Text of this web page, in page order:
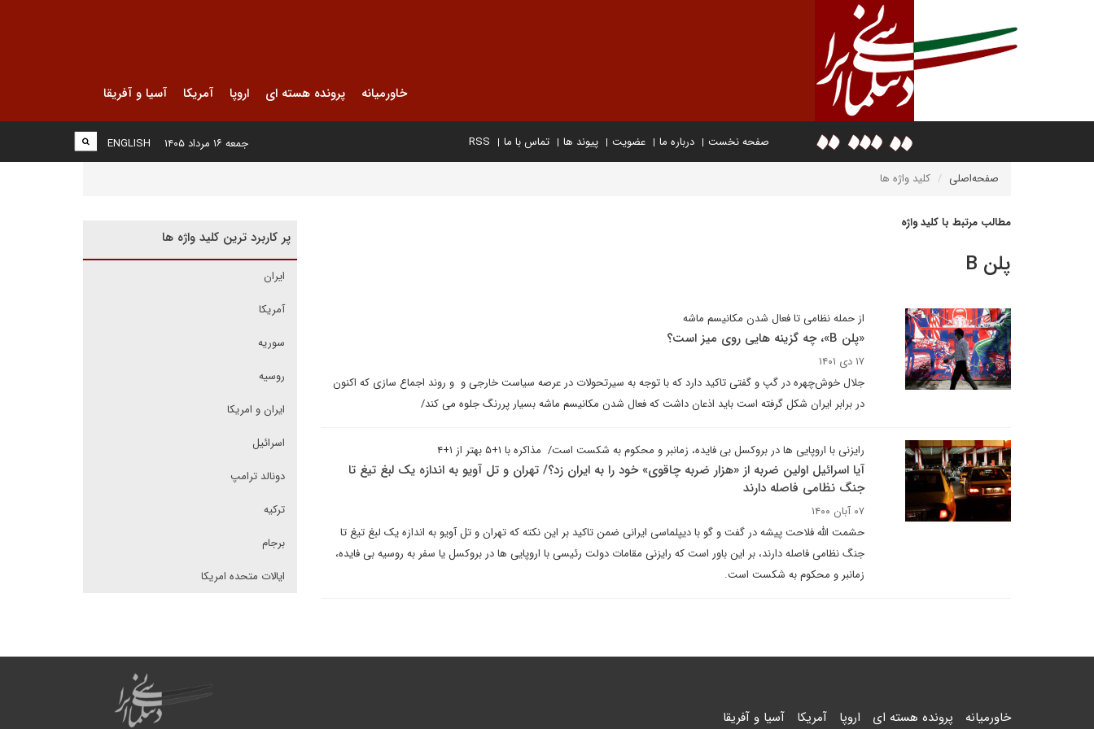
خاورمیانه پرونده هسته ای اروپا آمریکا آسیا و آفریقا
صفحه نخست درباره ما عضویت پیوند ها تماس با ما RSS
ENGLISH جمعه ۱۶ مرداد ۱۴۰۵
صفحه‌اصلی کلید واژه ها
مطالب مرتبط با کلید واژه
پلن B
از حمله نظامی تا فعال شدن مکانیسم ماشه
«پلن B»، چه گزینه هایی روی میز است؟
۱۷ دی ۱۴۰۱
جلال خوش‌چهره در گپ و گفتی تاکید دارد که با توجه به سیرتحولات در عرصه سیاست خارجی و و روند اجماع سازی که اکنون
در برابر ایران شکل گرفته است باید اذعان داشت که فعال شدن مکانیسم ماشه بسیار پررنگ جلوه می کند/
رایزنی با اروپایی ها در بروکسل بی فایده، زمانبر و محکوم به شکست است/ مذاکره با ۱+۵ بهتر از ۱+۴
آیا اسرائیل اولین ضربه از «هزار ضربه چاقوی» خود را به ایران زد؟/ تهران و تل آویو به اندازه یک لبغ تیغ تا
جنگ نظامی فاصله دارند
۰۷ آبان ۱۴۰۰
حشمت الله فلاحت پیشه در گفت و گو با دیپلماسی ایرانی ضمن تاکید بر این نکته که تهران و تل آویو به اندازه یک لبغ تیغ تا
جنگ نظامی فاصله دارند، بر این باور است که رایزنی مقامات دولت رئیسی با اروپایی ها در بروکسل یا سفر به روسیه بی فایده،
زمانبر و محکوم به شکست است.
پر کاربرد ترین کلید واژه ها
ایران
آمریکا
سوریه
روسیه
ایران و امریکا
اسرائیل
دونالد ترامپ
ترکیه
برجام
ایالات متحده امریکا
خاورمیانه پرونده هسته ای اروپا آمریکا آسیا و آفریقا